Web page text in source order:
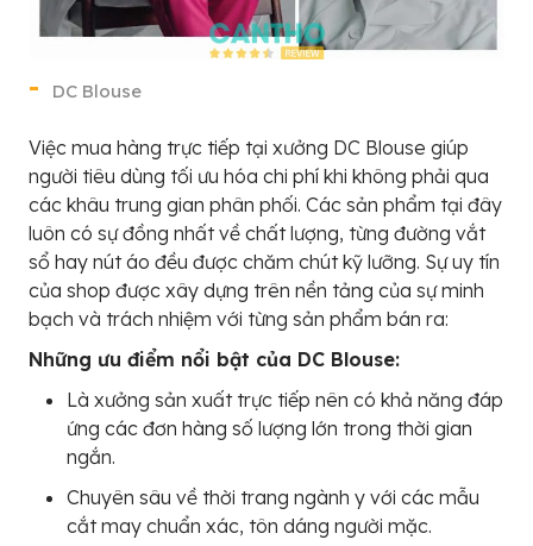
DC Blouse
Việc mua hàng trực tiếp tại xưởng DC Blouse giúp
người tiêu dùng tối ưu hóa chi phí khi không phải qua
các khâu trung gian phân phối. Các sản phẩm tại đây
luôn có sự đồng nhất về chất lượng, từng đường vắt
sổ hay nút áo đều được chăm chút kỹ lưỡng. Sự uy tín
của shop được xây dựng trên nền tảng của sự minh
bạch và trách nhiệm với từng sản phẩm bán ra:
Những ưu điểm nổi bật của DC Blouse:
Là xưởng sản xuất trực tiếp nên có khả năng đáp
ứng các đơn hàng số lượng lớn trong thời gian
ngắn.
Chuyên sâu về thời trang ngành y với các mẫu
cắt may chuẩn xác, tôn dáng người mặc.